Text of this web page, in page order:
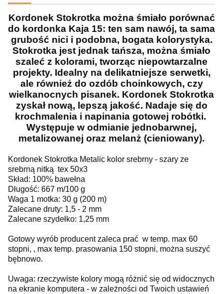
Kordonek Stokrotka można śmiało porównać
do kordonka Kaja 15: ten sam nawój, ta sama
grubość nici i podobna, bogata kolorystyka.
Stokrotka jest jednak tańsza, można śmiało
szaleć z kolorami, tworząc niepowtarzalne
projekty. Idealny na delikatniejsze serwetki,
ale również do ozdób choinkowych, czy
wielkanocnych pisanek. Kordonek Stokrotka
zyskał nową, lepszą jakość. Nadaje się do
krochmalenia i napinania gotowej robótki.
Występuje w odmianie jednobarwnej,
metalizowanej oraz melanż (cieniowany).
Kordonek Stokrotka Metalic kolor srebrny - szary ze
srebrną nitką tex 50x3
Skład: 100% bawełna
Długość: 667 m/100 g
Waga 1 motka: 30 g (200 m)
Zalecane druty: 1,5 - 2 mm
Zalecane szydełko: 1,25 mm
Gotowy wyrób producent zaleca prać w temp. max 60
stopni, , max temp. prasowania 150 stopni, można suszyć
bębnowo.
Uwaga: rzeczywiste kolory mogą różnić się od widocznych
na ekranie komputera - w zależności od Twoich ustawień